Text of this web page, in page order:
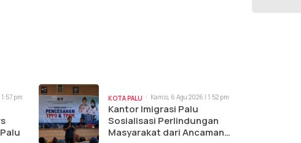
pm KOTA PALU Kamis, 6 Agu 2026 | 1:52 pm
Kantor Imigrasi Palu
Sosialisasi Perlindungan
Masyarakat dari Ancaman